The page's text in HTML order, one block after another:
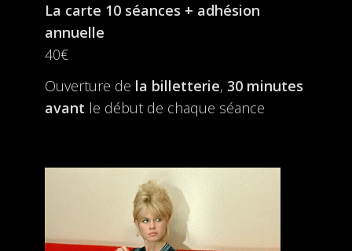
La carte 10 séances + adhésion
annuelle
40€
Ouverture de la billetterie, 30 minutes
avant le début de chaque séance